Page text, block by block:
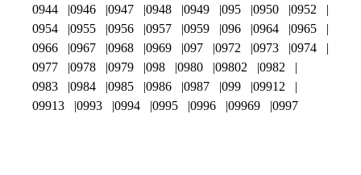
0944
0946 0947 0948 0949 095 0950
0952
0954
0955 0956 0957 0959 096 0964
0965
0966
0967 0968 0969 097 0972 0973
0974
0977
0978 0979 098 0980 09802
0982
0983
0984 0985 0986 0987 099
09912
09913
0993 0994 0995 0996 09969 0997